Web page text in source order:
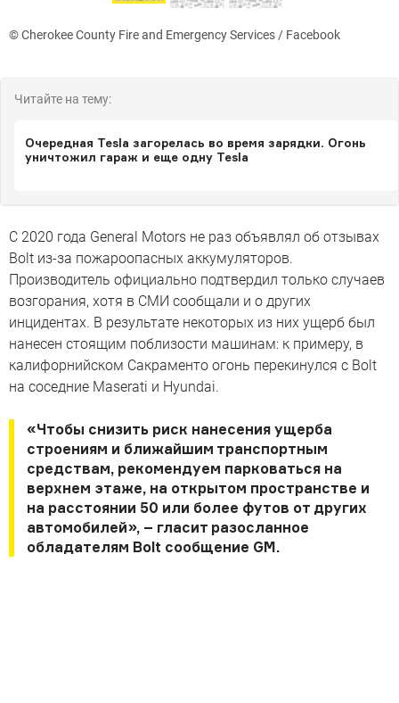
© Cherokee County Fire and Emergency Services / Facebook
Читайте на тему:
Очередная Tesla загорелась во время зарядки. Огонь
уничтожил гараж и еще одну Tesla
С 2020 года General Motors не раз объявлял об отзывах
Bolt из-за пожароопасных аккумуляторов.
Производитель официально подтвердил только случаев
возгорания, хотя в СМИ сообщали и о других
инцидентах. В результате некоторых из них ущерб был
нанесен стоящим поблизости машинам: к примеру, в
калифорнийском Сакраменто огонь перекинулся с Bolt
на соседние Maserati и Hyundai.
«Чтобы снизить риск нанесения ущерба
строениям и ближайшим транспортным
средствам, рекомендуем парковаться на
верхнем этаже, на открытом пространстве и
на расстоянии 50 или более футов от других
автомобилей», – гласит разосланное
обладателям Bolt сообщение GM.